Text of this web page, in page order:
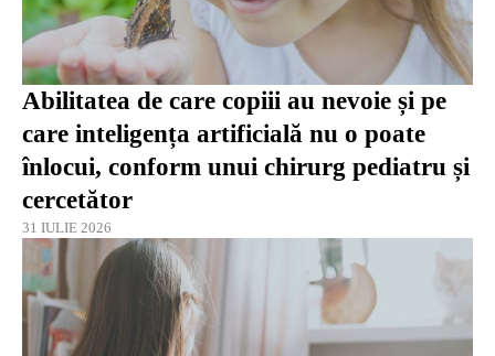
Abilitatea de care copiii au nevoie și pe
care inteligența artificială nu o poate
înlocui, conform unui chirurg pediatru și
cercetător
31 IULIE 2026